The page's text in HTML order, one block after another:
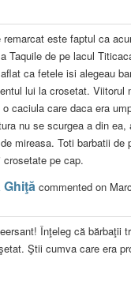
remarcat este faptul ca
Taquile de pe lacul
ca fetele isi alegeau
lui la crosetat. Viitorul
caciula care daca era
nu se scurgea a din ea,
mireasa. Toti barbatii de
pe cap.
commented on
Înţeleg că bărbaţii
Ştii cumva care era